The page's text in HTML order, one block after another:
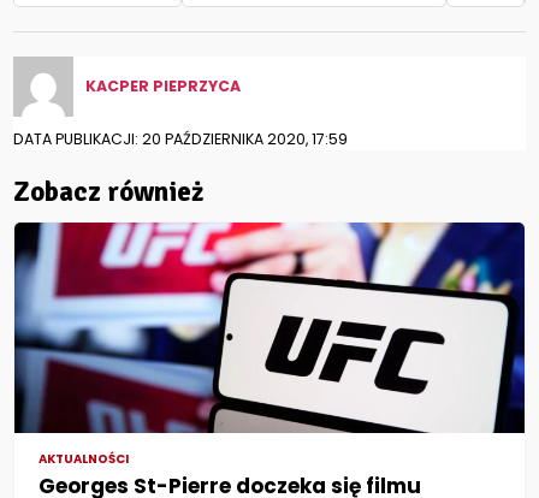
KACPER PIEPRZYCA
DATA PUBLIKACJI: 20 PAŹDZIERNIKA 2020, 17:59
Zobacz również
AKTUALNOŚCI
Georges St-Pierre doczeka się filmu